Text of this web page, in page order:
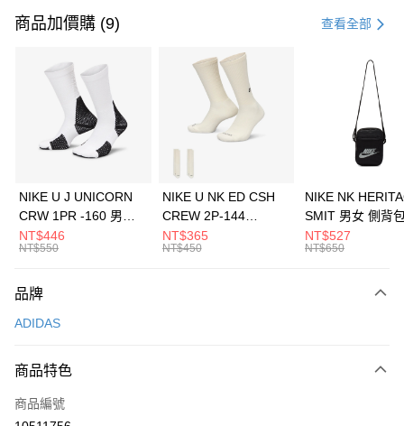
信用卡一次付款
3 期 0 利率 每期 21家銀行
合作金庫商業銀行
第一商業銀行
華南商業銀行
彰化商業銀行
上海商業儲蓄銀行
元大商業銀行
台灣樂天信用卡公司
Apple Pay
全盈+PAY
AFTEE先享後付
【關於「AFTEE先享後付」】
便利好安心！
３．安心：先確認商品／服務後，再付款。
【「AFTEE先享後付」結帳流程】
１．於結帳方式選擇「AFTEE先享後付」後，將跳轉至「AFTEE先享後付」
運送方式
每筆NT$100，滿NT$1,500(含以上)免運費
宅配
商品加價購 (9) 查看全部
NIKE U J UNICORN
CRW 1PR -160 男女
中統襪 FZ3393100
NT$446
NT$550
NIKE U NK ED CSH
CREW 2P-144
EMBRDY 男女 短統襪
FZ3073133
NT$365
NT$450
NIKE NK
SMIT 男女 側背
BA5871010
NT$527
NT$650
品牌
ADIDAS
商品特色
商品編號